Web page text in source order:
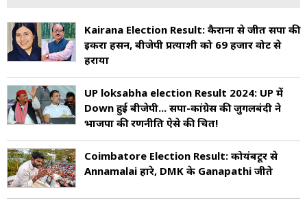
Kairana Election Result: कैराना से जीतीं सपा की
इकरा हसन, बीजेपी प्रत्याशी को 69 हजार वोट से
हराया
UP loksabha election Result 2024: UP में
Down हुई बीजेपी... सपा-कांग्रेस की जुगलबंदी ने
भाजपा की रणनीति ऐसे की चित!
Coimbatore Election Result: कोयंबटूर से
Annamalai हारे, DMK के Ganapathi जीते